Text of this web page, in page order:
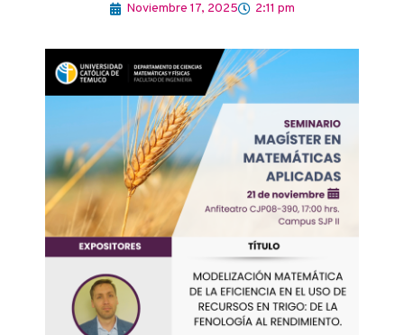
Noviembre 17, 2025 2:11 pm